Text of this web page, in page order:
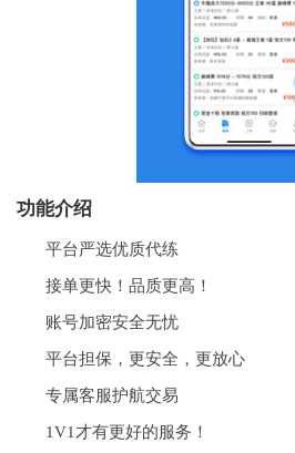
功能介绍
平台严选优质代练
接单更快！品质更高！
账号加密安全无忧
平台担保，更安全，更放心
专属客服护航交易
1V1才有更好的服务！